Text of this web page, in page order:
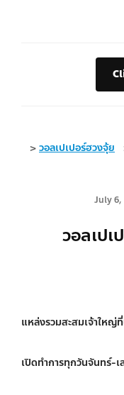
>วอลเปเปอร์ฮวงจุ้ย
July 6,
วอลเป
แหล่งรวมสะสมเจ้าใหญ่
เปิดทำการทุกวันจันทร์-